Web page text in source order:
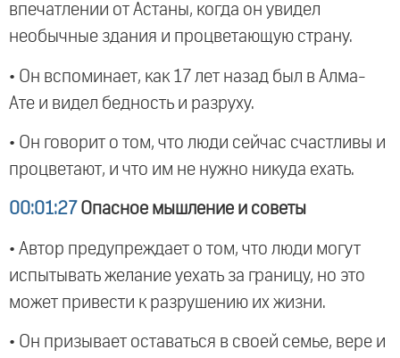
впечатлении от Астаны, когда он увидел
необычные здания и процветающую страну.
• Он вспоминает, как 17 лет назад был в Алма-
Ате и видел бедность и разруху.
• Он говорит о том, что люди сейчас счастливы и
процветают, и что им не нужно никуда ехать.
00:01:27 Опасное мышление и советы
• Автор предупреждает о том, что люди могут
испытывать желание уехать за границу, но это
может привести к разрушению их жизни.
• Он призывает оставаться в своей семье, вере и